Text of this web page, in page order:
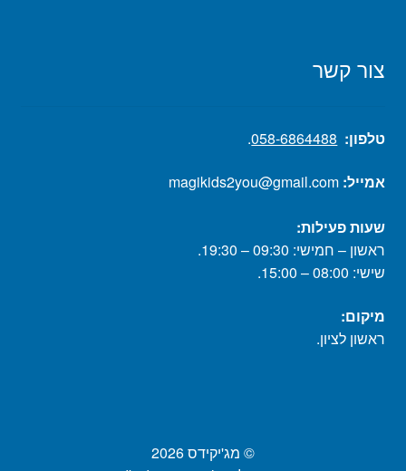
צור קשר
טלפון: 058-6864488
.
אמייל:
שעות פעילות:
ראשון – חמישי: 09:30 – 19:30.
שישי: 08:00 – 15:00.
מיקום:
ראשון לציון.
© מג'יקידס 2026